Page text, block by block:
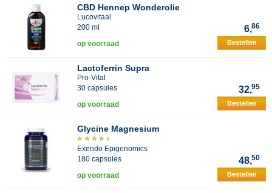
CBD Hennep Wonderolie
Lucovitaal
200 ml
6,86
op voorraad Bestellen
Lactoferrin Supra
Pro-Vital
30 capsules
32,95
op voorraad Bestellen
Glycine Magnesium
Exendo Epigenomics
180 capsules
48,50
op voorraad Bestellen